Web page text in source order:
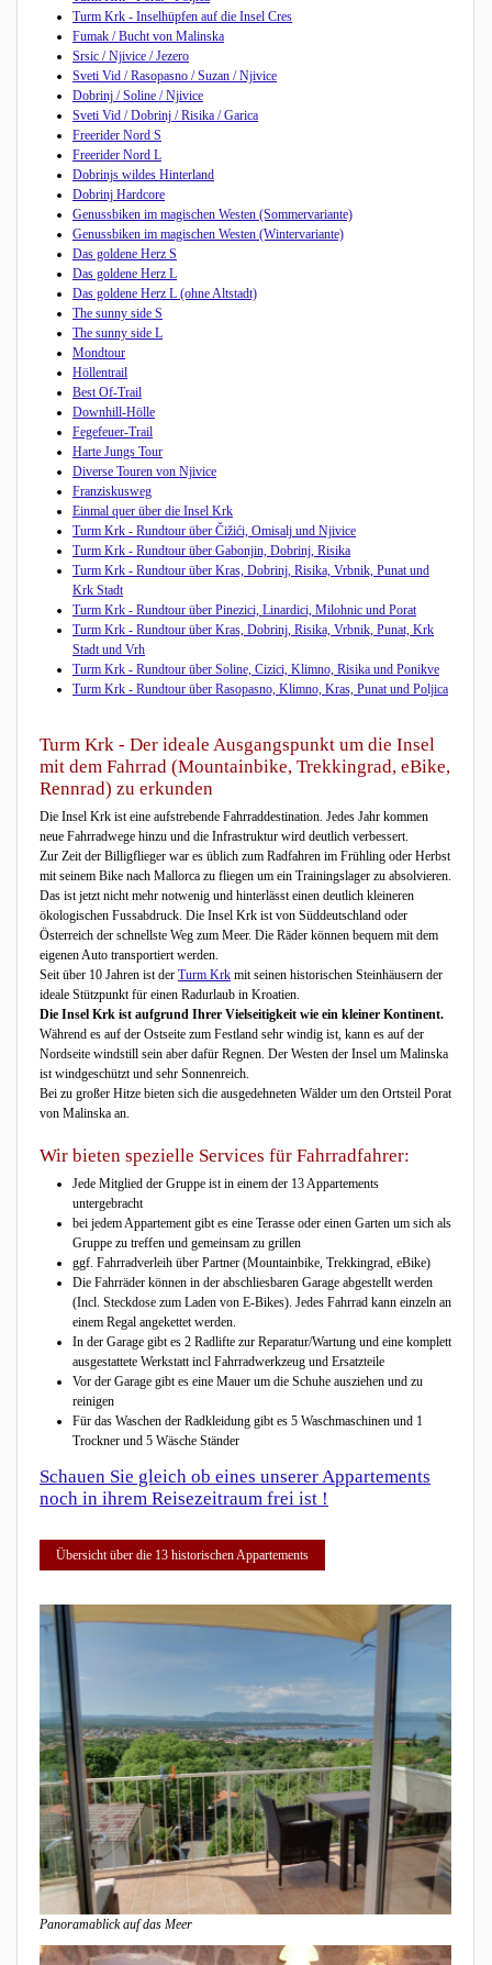
Turm Krk - Inselhüpfen auf die Insel Cres
Fumak / Bucht von Malinska
Srsic / Njivice / Jezero
Sveti Vid / Rasopasno / Suzan / Njivice
Dobrinj / Soline / Njivice
Sveti Vid / Dobrinj / Risika / Garica
Freerider Nord S
Freerider Nord L
Dobrinjs wildes Hinterland
Dobrinj Hardcore
Genussbiken im magischen Westen (Sommervariante)
Genussbiken im magischen Westen (Wintervariante)
Das goldene Herz S
Das goldene Herz L
Das goldene Herz L (ohne Altstadt)
The sunny side S
The sunny side L
Mondtour
Höllentrail
Best Of-Trail
Downhill-Hölle
Fegefeuer-Trail
Harte Jungs Tour
Diverse Touren von Njivice
Franziskusweg
Einmal quer über die Insel Krk
Turm Krk - Rundtour über Čižići, Omisalj und Njivice
Turm Krk - Rundtour über Gabonjin, Dobrinj, Risika
Turm Krk - Rundtour über Kras, Dobrinj, Risika, Vrbnik, Punat und
Krk Stadt
Turm Krk - Rundtour über Pinezici, Linardici, Milohnic und Porat
Turm Krk - Rundtour über Kras, Dobrinj, Risika, Vrbnik, Punat, Krk
Stadt und Vrh
Turm Krk - Rundtour über Soline, Cizici, Klimno, Risika und Ponikve
Turm Krk - Rundtour über Rasopasno, Klimno, Kras, Punat und Poljica
Turm Krk - Der ideale Ausgangspunkt um die Insel
mit dem Fahrrad (Mountainbike, Trekkingrad, eBike,
Rennrad) zu erkunden
Die Insel Krk ist eine aufstrebende Fahrraddestination. Jedes Jahr kommen
neue Fahrradwege hinzu und die Infrastruktur wird deutlich verbessert.
Zur Zeit der Billigflieger war es üblich zum Radfahren im Frühling oder Herbst
mit seinem Bike nach Mallorca zu fliegen um ein Trainingslager zu absolvieren.
Das ist jetzt nicht mehr notwenig und hinterlässt einen deutlich kleineren
ökologischen Fussabdruck. Die Insel Krk ist von Süddeutschland oder
Österreich der schnellste Weg zum Meer. Die Räder können bequem mit dem
eigenen Auto transportiert werden.
Seit über 10 Jahren ist der Turm Krk mit seinen historischen Steinhäusern der
ideale Stützpunkt für einen Radurlaub in Kroatien.
Die Insel Krk ist aufgrund Ihrer Vielseitigkeit wie ein kleiner Kontinent.
Während es auf der Ostseite zum Festland sehr windig ist, kann es auf der
Nordseite windstill sein aber dafür Regnen. Der Westen der Insel um Malinska
ist windgeschützt und sehr Sonnenreich.
Bei zu großer Hitze bieten sich die ausgedehneten Wälder um den Ortsteil Porat
von Malinska an.
Wir bieten spezielle Services für Fahrradfahrer:
Jede Mitglied der Gruppe ist in einem der 13 Appartements
untergebracht
bei jedem Appartement gibt es eine Terasse oder einen Garten um sich als
Gruppe zu treffen und gemeinsam zu grillen
ggf. Fahrradverleih über Partner (Mountainbike, Trekkingrad, eBike)
Die Fahrräder können in der abschliesbaren Garage abgestellt werden
(Incl. Steckdose zum Laden von E-Bikes). Jedes Fahrrad kann einzeln an
einem Regal angekettet werden.
In der Garage gibt es 2 Radlifte zur Reparatur/Wartung und eine komplett
ausgestattete Werkstatt incl Fahrradwerkzeug und Ersatzteile
Vor der Garage gibt es eine Mauer um die Schuhe ausziehen und zu
reinigen
Für das Waschen der Radkleidung gibt es 5 Waschmaschinen und 1
Trockner und 5 Wäsche Ständer
Schauen Sie gleich ob eines unserer Appartements
noch in ihrem Reisezeitraum frei ist !
Übersicht über die 13 historischen Appartements
Panoramablick auf das Meer